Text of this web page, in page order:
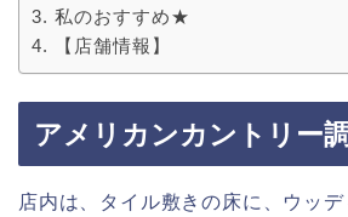
私のおすすめ★
【店舗情報】
アメリカンカントリー
店内は、タイル敷きの床に、ウッ